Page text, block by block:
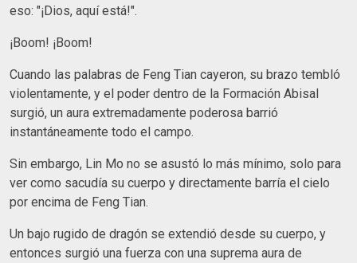
eso: "¡Dios, aquí está!".
¡Boom! ¡Boom!
Cuando las palabras de Feng Tian cayeron, su brazo tembló
violentamente, y el poder dentro de la Formación Abisal
surgió, un aura extremadamente poderosa barrió
instantáneamente todo el campo.
Sin embargo, Lin Mo no se asustó lo más mínimo, solo para
ver como sacudía su cuerpo y directamente barría el cielo
por encima de Feng Tian.
Un bajo rugido de dragón se extendió desde su cuerpo, y
entonces surgió una fuerza con una suprema aura de